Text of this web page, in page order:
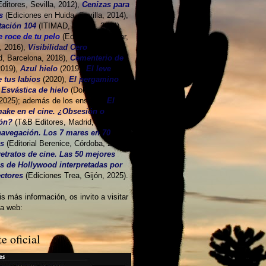
Sevilla, 2012), Cenizas para
(Ediciones en Huida, Sevilla, 2014),
104 (ITIMAD, Sevilla, 2014),
roce de tu pelo (Ediciones Alféizar,
2016), Visibilidad Cero
Barcelona, 2018), Cementerio de
Azul hielo (2019), El leve
tus labios (2020), El pergamino
Esvástica de hielo(Dokusou,
además de los ensayos
El
en el cine. ¿Obsesión o
(T&B Editores, Madrid, 2014);
Los 7 mares en 70
(Editorial Berenice, Córdoba, 2018)
de cine. Las 50 mejores
de Hollywood interpretadas por
(Ediciones Trea, Gijón, 2025).
más información, os invito a visitar
web:
oficial